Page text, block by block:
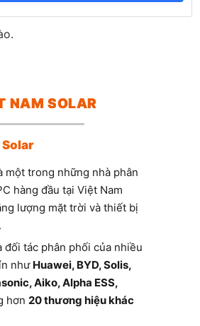
NAM SOLAR
Solar
một trong những nhà phân
hàng đầu tại Việt Nam
lượng mặt trời và thiết bị
đối tác phân phối của nhiều
như Huawei, BYD, Solis,
Aiko, Alpha ESS,
hơn 20 thương hiệu khác